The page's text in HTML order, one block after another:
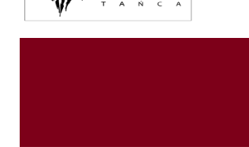
Festiwal